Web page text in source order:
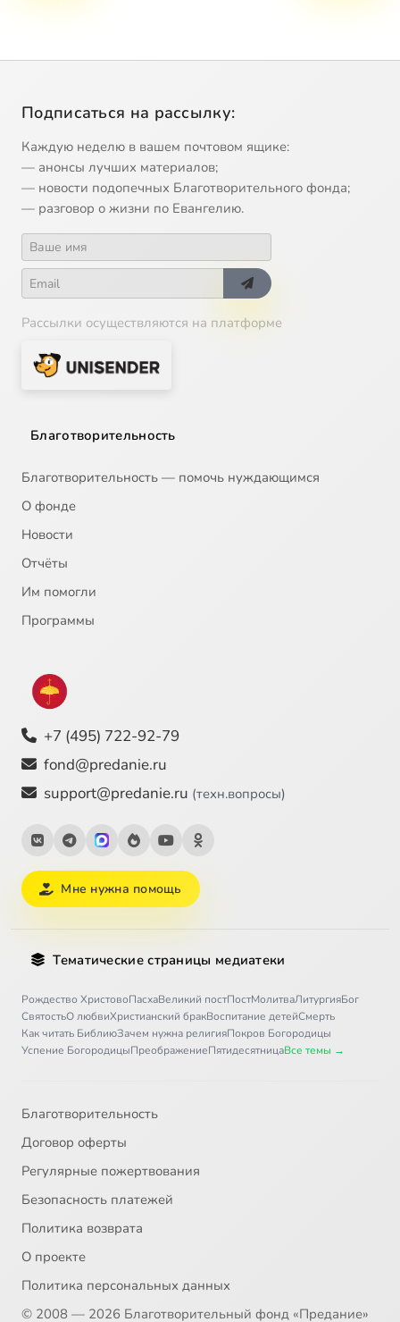
Подписаться на рассылку:
Каждую неделю в вашем почтовом ящике:
— анонсы лучших материалов;
— новости подопечных Благотворительного фонда;
— разговор о жизни по Евангелию.
Рассылки осуществляются на платформе
Благотворительность
Благотворительность — помочь нуждающимся
О фонде
Новости
Отчёты
Им помогли
Программы
+7 (495) 722-92-79
fond@predanie.ru
support@predanie.ru (техн.вопросы)
Мне нужна помощь
Тематические страницы медиатеки
Рождество ХристовоПасхаВеликий постПостМолитваЛитургияБог
СвятостьО любвиХристианский бракВоспитание детейСмерть
Как читать БиблиюЗачем нужна религияПокров Богородицы
Успение БогородицыПреображениеПятидесятницаВсе темы →
Благотворительность
Договор оферты
Регулярные пожертвования
Безопасность платежей
Политика возврата
О проекте
Политика персональных данных
© 2008 — 2026 Благотворительный фонд «Предание»